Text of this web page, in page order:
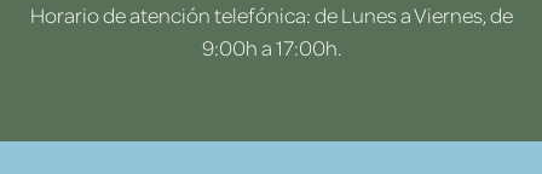
Horario de atención telefónica: de Lunes a Viernes, de
9:00h a 17:00h.